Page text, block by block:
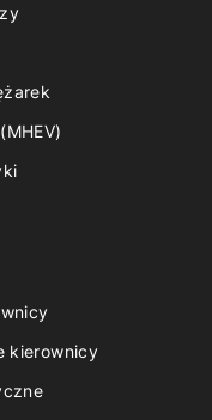
kierownicy